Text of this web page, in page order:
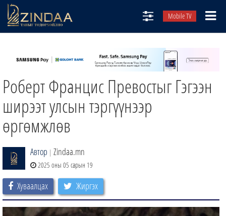
Mobile TV
ТВ8
ӨГЛӨӨНИЙ СОНИН
АУДИО ЗОХИОЛ
ЗИНДАА СЭТГҮҮЛ
Роберт Францис Превостыг Гэгээн
ширээт улсын тэргүүнээр
өргөмжлөв
Автор | Zindaa.mn
2025 оны 05 сарын 19
Хуваалцах Жиргэх